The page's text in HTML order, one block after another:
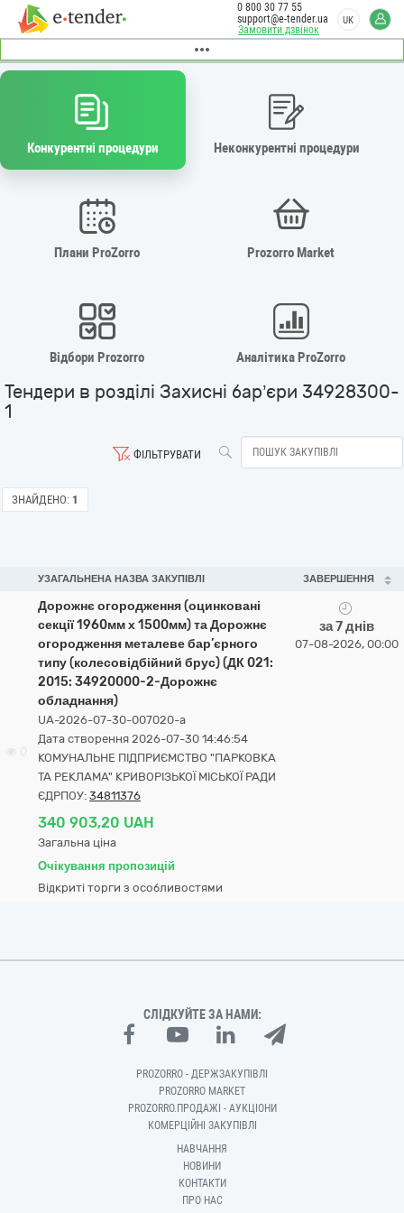
Замовити дзвінок
0 800 30 77 55
support@e-tender.ua
UK
Конкурентні процедури Неконкурентні процедури
Плани ProZorro Prozorro Market
Відбори Prozorro Аналітика ProZorro
Тендери в розділі Захисні бар’єри 34928300-
1
ФІЛЬТРУВАТИ
ЗНАЙДЕНО: 1
УЗАГАЛЬНЕНА НАЗВА ЗАКУПІВЛІ ЗАВЕРШЕННЯ
Дорожнє огородження (оцинковані
секції 1960мм х 1500мм) та Дорожнє
огородження металеве бар’єрного
типу (колесовідбійний брус) (ДК 021:
2015: 34920000-2-Дорожнє
обладнання)
UA-2026-07-30-007020-a
Дата створення 2026-07-30 14:46:54
КОМУНАЛЬНЕ ПІДПРИЄМСТВО "ПАРКОВКА
ТА РЕКЛАМА" КРИВОРІЗЬКОЇ МІСЬКОЇ РАДИ
ЄДРПОУ: 34811376
340 903,20 UAH
Загальна ціна
Очікування пропозицій
Відкриті торги з особливостями
за 7 днів
07-08-2026, 00:00
СЛІДКУЙТЕ ЗА НАМИ:
PROZORRO - ДЕРЖЗАКУПІВЛІ
PROZORRO MARKET
PROZORRO.ПРОДАЖІ - АУКЦІОНИ
КОМЕРЦІЙНІ ЗАКУПІВЛІ
НАВЧАННЯ
НОВИНИ
КОНТАКТИ
ПРО НАС